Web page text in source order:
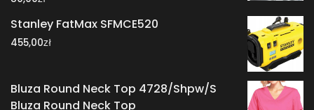
Stanley FatMax SFMCE520
455,00zł
Bluza Round Neck Top 4728/Shpw/S
Bluza Round Neck Top